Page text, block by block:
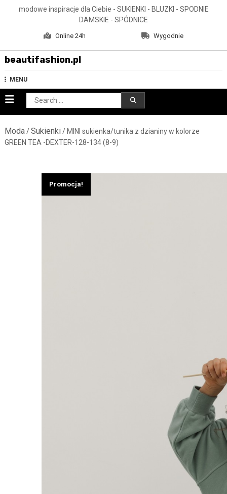
modowe inspiracje dla Ciebie - SUKIENKI - BLUZKI - SPODNIE
DAMSKIE - SPÓDNICE
Online 24h Wygodnie
beautifashion.pl
MENU
Search
for:
Moda/Sukienki/ MINI sukienka/tunika z dzianiny w kolorze
GREEN TEA -DEXTER-128-134 (8-9)
Promocja!